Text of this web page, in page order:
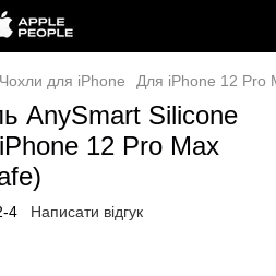
Чохли для iPhone Для iPhone 12 Pro
AnySmart Silicone
12 Pro Max
4 Написати відгук